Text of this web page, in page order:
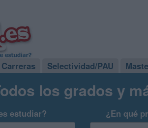
Carreras Selectividad/PAU
los grados y
estudiar? ¿En qué